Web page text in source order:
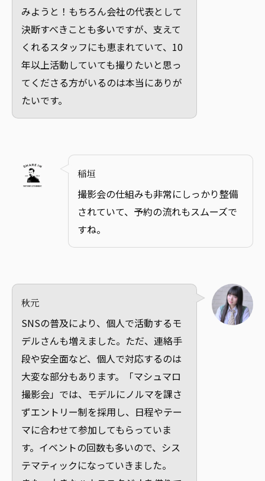
みようと！もちろん会社の代表として
決断すべきことも多いですが、支えて
くれるスタッフにも恵まれていて、10
年以上活動していても撮りたいと思っ
てくださる方がいるのは本当にありが
たいです。
稲垣
撮影会の仕組みも非常にしっかり整備
されていて、予約の流れもスムーズで
すね。
秋元
SNSの普及により、個人で活動するモ
デルさんも増えました。ただ、連絡手
段や安全面など、個人で対応するのは
大変な部分もあります。「マシュマロ
撮影会」では、モデルにノルマを課さ
ずエントリー制を採用し、日程やテー
マに合わせて参加してもらっていま
す。イベントの回数も多いので、シス
テマティックになっていきました。